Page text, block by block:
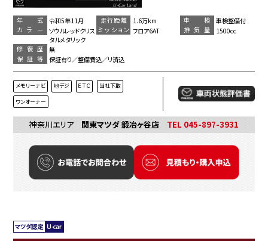
年 式 令和5年11月 走行距離 1.6万km 車 検
車検整備付
カラー
ソウルレッドクリス
タルメタリック
ミッション フロア6AT 排気量
1500cc
修復歴
無
保証等
保証有り／整備費込／リ済込
メモリーナビ 地デジ ＥＴＣ 当社下取
ワンオーナー
神奈川エリア 関東マツダ 鍛冶ヶ谷店 TEL 045-897-3931